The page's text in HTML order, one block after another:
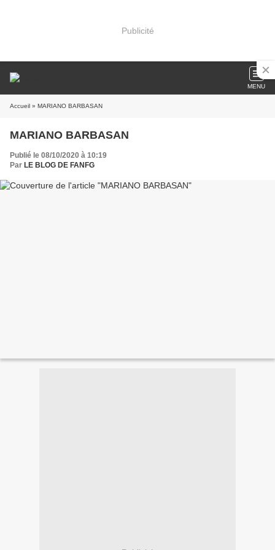
Publicité
MENU
Accueil » MARIANO BARBASAN
MARIANO BARBASAN
Publié le 08/10/2020 à 10:19
Par LE BLOG DE FANFG